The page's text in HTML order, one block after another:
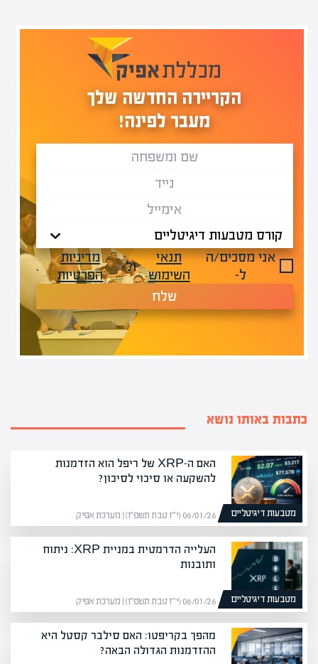
הקריירה החדשה שלך
מעבר לפינה!
אני מסכים/ה
ל-
תנאי
השימוש
ול-
מדיניות
הפרטיות
.
שלח
כתבות באותו נושא
מטבעות דיגיטליים
האם ה-XRP של ריפל הוא הזדמנות
להשקעה או סיכוי לסיכון?
06/01/26 (י״ז טבת תשפ״ו) | מערכת אפיק
מטבעות דיגיטליים
העלייה הדרמטית במניית XRP: ניתוח
ותובנות
06/01/26 (י״ז טבת תשפ״ו) | מערכת אפיק
מהפך בקריפטו: האם סילבר קסטל היא
ההזדמנות הגדולה הבאה?